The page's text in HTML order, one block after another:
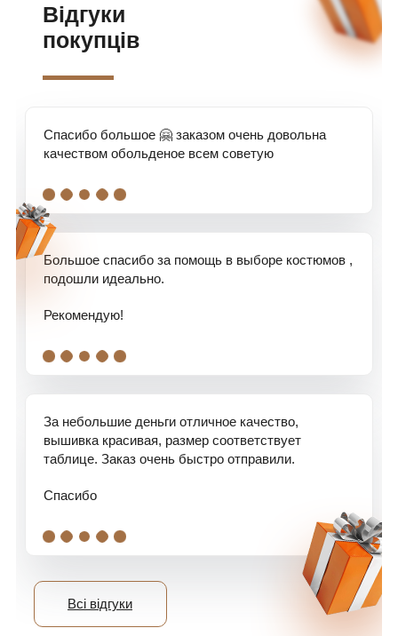
Відгуки
покупців
Спасибо большое 🤗 заказом очень довольна
качеством обольденое всем советую
. . . . .
Большое спасибо за помощь в выборе костюмов ,
подошли идеально.
Рекомендую!
. . . . .
За небольшие деньги отличное качество,
вышивка красивая, размер соответствует
таблице. Заказ очень быстро отправили.
Спасибо
. . . . .
Всі відгуки